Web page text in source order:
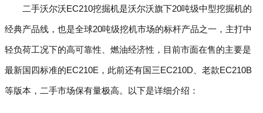
二手沃尔沃EC210挖掘机是沃尔沃旗下20吨级中型挖掘机的
经典产品线，也是全球20吨级挖机市场的标杆产品之一，主打中
轻负荷工况下的高可靠性、燃油经济性，目前市面在售的主要是
最新国四标准的EC210E，此前还有国三EC210D、老款EC210B
等版本，二手市场保有量极高。以下是详细介绍：